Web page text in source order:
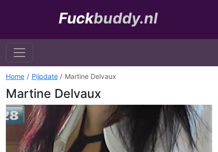
Home Pijpdate Martine Delvaux
Martine Delvaux